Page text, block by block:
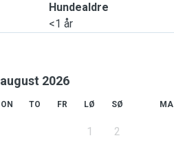
Hundealdre
<1 år
august 2026
ON TO FR LØ SØ
1 2
MA